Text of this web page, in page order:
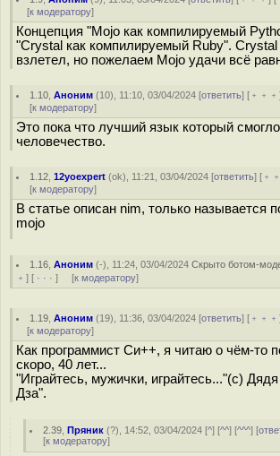
[к модератору]
Концепция "Mojo как компилируемый
"Crystal как компилируемый Ruby". Crystal
взлетел, но пожелаем Mojo удачи всё
1.10 ,Аноним (10), 11:10, 03/04/2024 [ответить] [ ﹢﹢﹢
[к модератору]
Это пока что лучший язык который
человечество.
1.12 ,12yoexpert (ok), 11:21, 03/04/2024 [ответить] [
[к модератору]
В статье описан nim, только называется
mojo
1.16 ,Аноним (-), 11:24, 03/04/2024Скрыто ботом-
﹢ ] [ · · · ] [к модератору]
1.19 ,Аноним (19), 11:36, 03/04/2024 [ответить] [ ﹢﹢﹢
[к модератору]
Как программист Си++, я читаю о чём-то
скоро, 40 лет...
"Играйтесь, мужички, играйтесь..."(с)
Дза".
2.39 ,Пряник (?), 14:52, 03/04/2024 [^] [^^] [^^^] [
[к модератору]